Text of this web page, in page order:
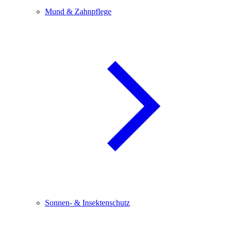
Mund & Zahnpflege
Sonnen- & Insektenschutz